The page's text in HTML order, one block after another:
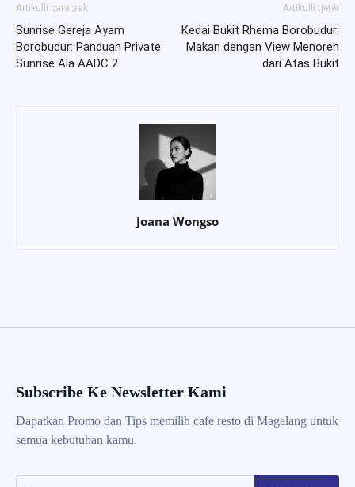
Artikulli paraprak
Sunrise Gereja Ayam
Borobudur: Panduan Private
Sunrise Ala AADC 2
Artikulli tjetër
Kedai Bukit Rhema Borobudur:
Makan dengan View Menoreh
dari Atas Bukit
Joana Wongso
Subscribe Ke Newsletter Kami
Dapatkan Promo dan Tips memilih cafe resto di Magelang untuk
semua kebutuhan kamu.